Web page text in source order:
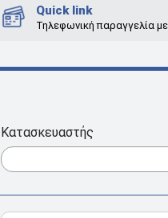
Quick link
Τηλεφωνική παραγγελία
Κατασκευαστής